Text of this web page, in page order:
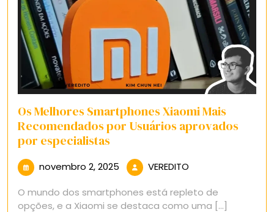
Os Melhores Smartphones Xiaomi Mais
Recomendados por Usuários aprovados
por especialistas
novembro 2, 2025 novembro
2025
VEREDITO
O mundo dos smartphones está repleto de
opções, e a Xiaomi se destaca como uma [...]